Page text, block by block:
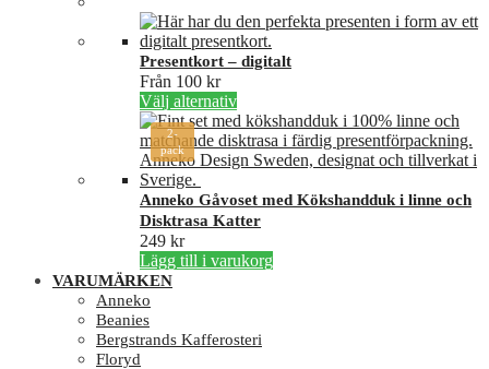
Presentkort – digitalt
Från 100 kr
Välj alternativDen
här
produkten
har
varianter.
De
alternativen
produktsidan
2-
pack
Anneko Gåvoset med Kökshandduk i linne och
Disktrasa Katter
249 kr
Lägg till i varukorg
VARUMÄRKEN
Anneko
Beanies
Bergstrands Kafferosteri
Floryd